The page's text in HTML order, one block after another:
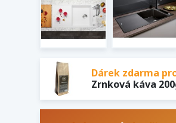
Dárek zdarma
Zrnková káva